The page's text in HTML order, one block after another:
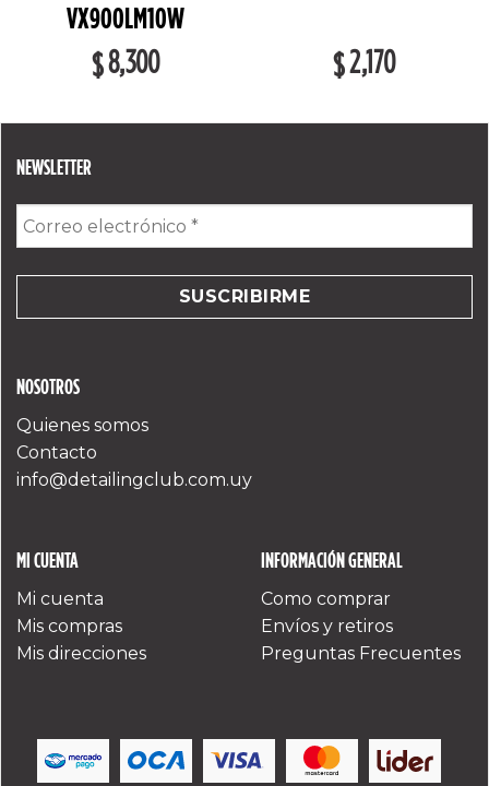
VX900LM10W
$8,300 $2,170
NOSOTROS
Quienes somos
Contacto
info@detailingclub.com.uy
MI CUENTA
Mi cuenta
Mis compras
Mis direcciones
INFORMACIÓN GENERAL
Como comprar
Envíos y retiros
Preguntas Frecuentes
NEWSLETTER
electrónico